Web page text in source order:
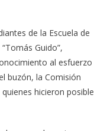
de la Escuela de
Guido”,
al esfuerzo
buzón, la Comisión
hicieron posible